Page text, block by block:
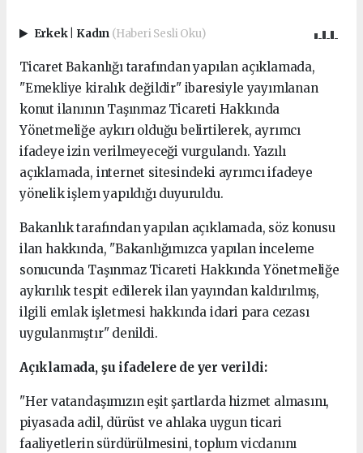
Erkek Kadın (Haberi Sesli Oku)
Ticaret Bakanlığı tarafından yapılan açıklamada,
"Emekliye kiralık değildir" ibaresiyle yayımlanan
konut ilanının Taşınmaz Ticareti Hakkında
Yönetmeliğe aykırı olduğu belirtilerek, ayrımcı
ifadeye izin verilmeyeceği vurgulandı. Yazılı
açıklamada, internet sitesindeki ayrımcı ifadeye
yönelik işlem yapıldığı duyuruldu.
Bakanlık tarafından yapılan açıklamada, söz konusu
ilan hakkında, "Bakanlığımızca yapılan inceleme
sonucunda Taşınmaz Ticareti Hakkında Yönetmeliğe
aykırılık tespit edilerek ilan yayından kaldırılmış,
ilgili emlak işletmesi hakkında idari para cezası
uygulanmıştır" denildi.
Açıklamada, şu ifadelere de yer verildi:
"Her vatandaşımızın eşit şartlarda hizmet almasını,
piyasada adil, dürüst ve ahlaka uygun ticari
faaliyetlerin sürdürülmesini, toplum vicdanını